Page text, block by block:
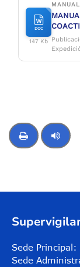
DOC
147 Kb
MANUAL
Sede Principal:
Sede